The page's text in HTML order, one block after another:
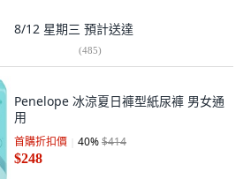
8/12 星期三 預計送達
(485)
Penelope 冰涼夏日褲型紙尿褲 男女通
用
首購折扣價 40%$414
$248